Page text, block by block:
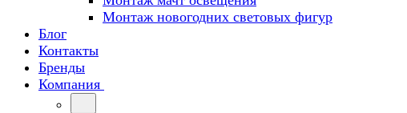
Монтаж новогодних световых фигур
Блог
Контакты
Бренды
Компания